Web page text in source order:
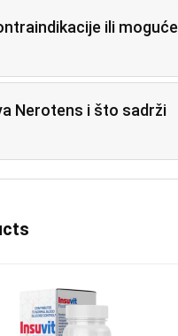
ili moguće
Nerotens i što sadrži